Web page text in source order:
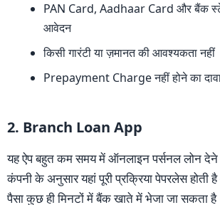
PAN Card, Aadhaar Card और बैंक
आवेदन
किसी गारंटी या ज़मानत की आवश्यकता नहीं
Prepayment Charge नहीं होने का
2. Branch Loan App
यह ऐप बहुत कम समय में ऑनलाइन पर्सनल लोन देने
कंपनी के अनुसार यहां पूरी प्रक्रिया पेपरलेस होती
पैसा कुछ ही मिनटों में बैंक खाते में भेजा जा सकता